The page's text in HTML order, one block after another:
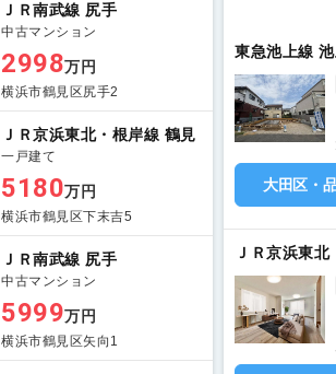
ＪＲ南武線 尻手
中古マンション
2998万円
横浜市鶴見区尻手2
ＪＲ京浜東北・根岸線 鶴見
一戸建て
5180万円
横浜市鶴見区下末吉5
ＪＲ南武線 尻手
中古マンション
5999万円
横浜市鶴見区矢向1
東急池上線
大田区・
ＪＲ京浜東